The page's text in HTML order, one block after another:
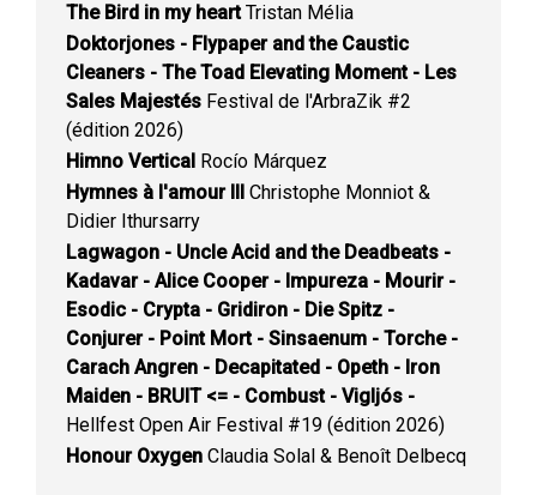
The Bird in my heartTristan Mélia
Doktorjones - Flypaper and the Caustic
Cleaners - The Toad Elevating Moment - Les
Sales Majestés Festival de l'ArbraZik #2
(édition 2026)
Himno Vertical Rocío Márquez
Hymnes à l'amour III Christophe Monniot &
Didier Ithursarry
Lagwagon - Uncle Acid and the Deadbeats -
Kadavar - Alice Cooper - Impureza - Mourir -
Esodic - Crypta - Gridiron - Die Spitz -
Conjurer - Point Mort - Sinsaenum - Torche -
Carach Angren - Decapitated - Opeth - Iron
Maiden - BRUIT <= - Combust - Vigljós -
Hellfest Open Air Festival #19 (édition 2026)
Honour Oxygen Claudia Solal & Benoît Delbecq